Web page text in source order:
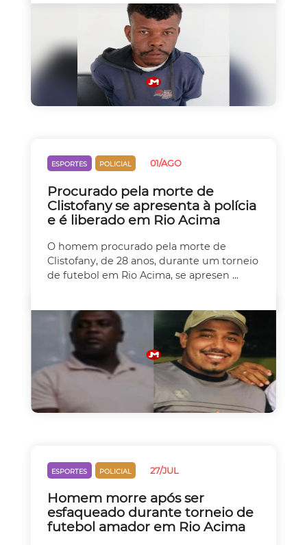
ESPORTES POLICIAL 01/AGO
Procurado pela morte de
Clistofany se apresenta à polícia
e é liberado em Rio Acima
O homem procurado pela morte de
Clistofany, de 28 anos, durante um torneio
de futebol em Rio Acima, se apresen ...
ESPORTES POLICIAL 27/JUL
Homem morre após ser
esfaqueado durante torneio de
futebol amador em Rio Acima